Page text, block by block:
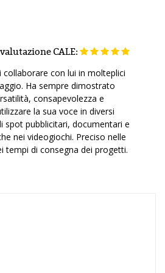
valutazioneCALE:
con lui in molteplici
Ha sempre dimostrato
consapevolezza e
la sua voce in diversi
spot pubblicitari, documentari e
nei videogiochi. Preciso nelle
tempi di consegna dei progetti.